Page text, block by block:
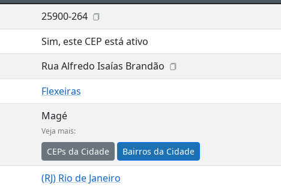
25900-264
Sim, este CEP está ativo
Rua Alfredo Isaías Brandão
Flexeiras
Magé
Veja mais:
CEPs da Cidade Bairros da Cidade
(RJ) Rio de Janeiro